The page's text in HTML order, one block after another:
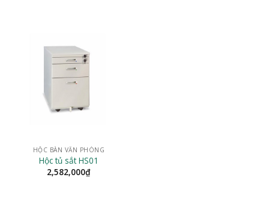
HỘC BÀN VĂN PHÒNG
Hộc tủ sắt HS01
2,582,000₫